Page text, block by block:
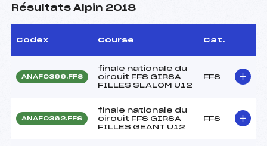
Résultats Alpin 2018
Codex Course Cat.
ANAF0366.FFS
finale nationale du
circuit FFS GIRSA
FILLES SLALOM U12
FFS
ANAF0362.FFS
finale nationale du
circuit FFS GIRSA
FILLES GEANT U12
FFS